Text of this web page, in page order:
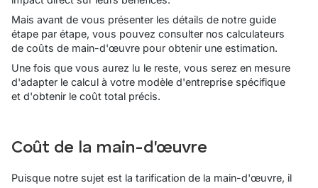
Mais avant de vous présenter les détails de notre guide
étape par étape, vous pouvez consulter nos calculateurs
de coûts de main-d'œuvre pour obtenir une estimation.
Une fois que vous aurez lu le reste, vous serez en mesure
d'adapter le calcul à votre modèle d'entreprise spécifique
et d'obtenir le coût total précis.
Coût de la main-d'œuvre
Puisque notre sujet est la tarification de la main-d'œuvre, il